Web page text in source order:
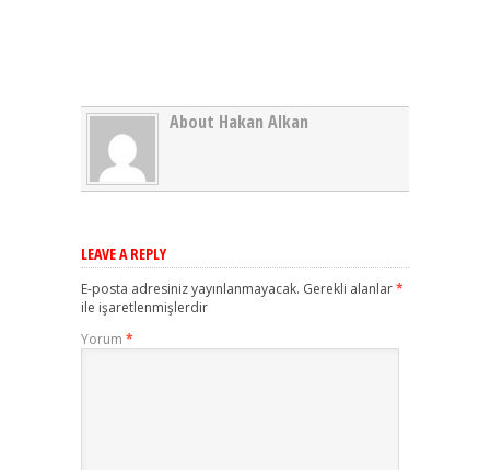
About Hakan Alkan
LEAVE A REPLY
E-posta adresiniz yayınlanmayacak. Gerekli alanlar*
ile işaretlenmişlerdir
Yorum *